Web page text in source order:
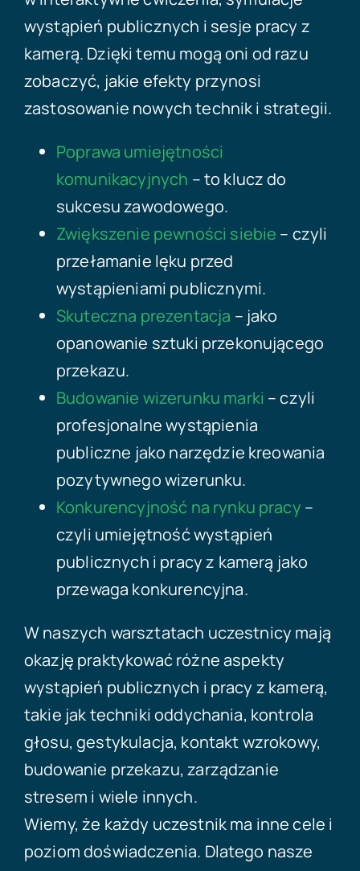
wystąpień publicznych i sesje pracy z
kamerą. Dzięki temu mogą oni od razu
zobaczyć, jakie efekty przynosi
zastosowanie nowych technik i strategii.
Poprawa umiejętności
komunikacyjnych – to klucz do
sukcesu zawodowego.
Zwiększenie pewności siebie – czyli
przełamanie lęku przed
wystąpieniami publicznymi.
Skuteczna prezentacja – jako
opanowanie sztuki przekonującego
przekazu.
Budowanie wizerunku marki – czyli
profesjonalne wystąpienia
publiczne jako narzędzie kreowania
pozytywnego wizerunku.
Konkurencyjność na rynku pracy –
czyli umiejętność wystąpień
publicznych i pracy z kamerą jako
przewaga konkurencyjna.
W naszych warsztatach uczestnicy mają
okazję praktykować różne aspekty
wystąpień publicznych i pracy z kamerą,
takie jak techniki oddychania, kontrola
głosu, gestykulacja, kontakt wzrokowy,
budowanie przekazu, zarządzanie
stresem i wiele innych.
Wiemy, że każdy uczestnik ma inne cele i
poziom doświadczenia. Dlatego nasze